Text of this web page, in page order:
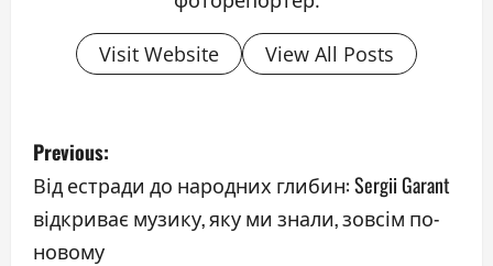
Visit Website View All Posts
P
o
s
Previous:
Від естради до народних глибин: Sergii Garant
відкриває музику, яку ми знали, зовсім по-
новому